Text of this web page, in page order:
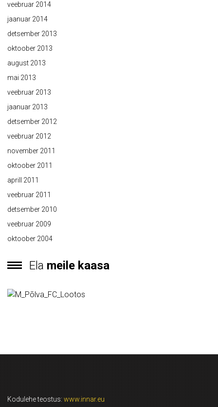
veebruar 2014
jaanuar 2014
detsember 2013
oktoober 2013
august 2013
mai 2013
veebruar 2013
jaanuar 2013
detsember 2012
veebruar 2012
november 2011
oktoober 2011
aprill 2011
veebruar 2011
detsember 2010
veebruar 2009
oktoober 2004
Ela meile kaasa
Kodulehe teostus: www.innar.eu